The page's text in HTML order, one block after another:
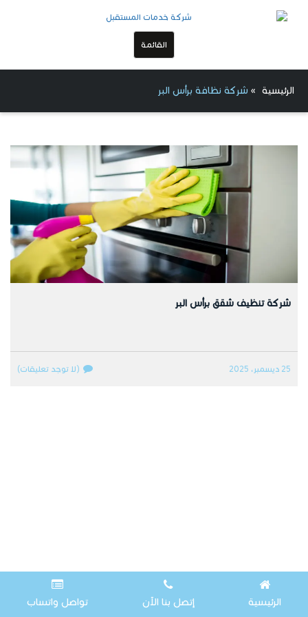
القائمة
الرئيسية » شركة نظافة برأس البر
شركة تنظيف شقق برأس البر
25 ديسمبر، 2025 (لا توجد تعليقات)
الرئيسية إتصل بنا الآن تواصل واتساب